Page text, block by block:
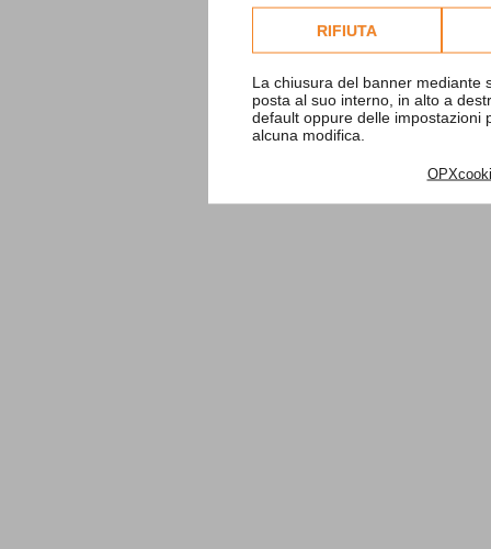
Consulta l'informativa
RIFIUTA
La chiusura del banner mediante
posta al suo interno, in alto a
default oppure delle impostazioni
alcuna modifica.